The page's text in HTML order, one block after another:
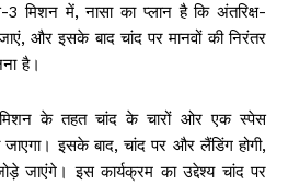
3 मिशन में, नासा का प्लान है कि अंतरिक्ष-
और इसके बाद चांद पर मानवों की निरंतर
है।
के तहत चांद के चारों ओर एक स्पेस
जाएगा। इसके बाद, चांद पर और लैंडिंग होगी,
जाएंगे। इस कार्यक्रम का उद्देश्य चांद पर